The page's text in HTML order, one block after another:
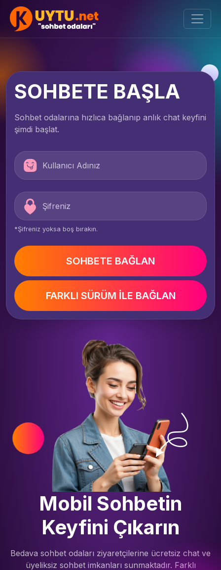
SOHBETE BAŞLA
Sohbet odalarına hızlıca bağlanıp anlık chat keyfini
şimdi başlat.
*Şifreniz yoksa boş bırakın.
SOHBETE BAĞLAN
FARKLI SÜRÜM İLE BAĞLAN
Mobil Sohbetin
Keyfini Çıkarın
Bedava sohbet odaları ziyaretçilerine ücretsiz chat ve
üyeliksiz sohbet imkanları sunmaktadır. Farklı